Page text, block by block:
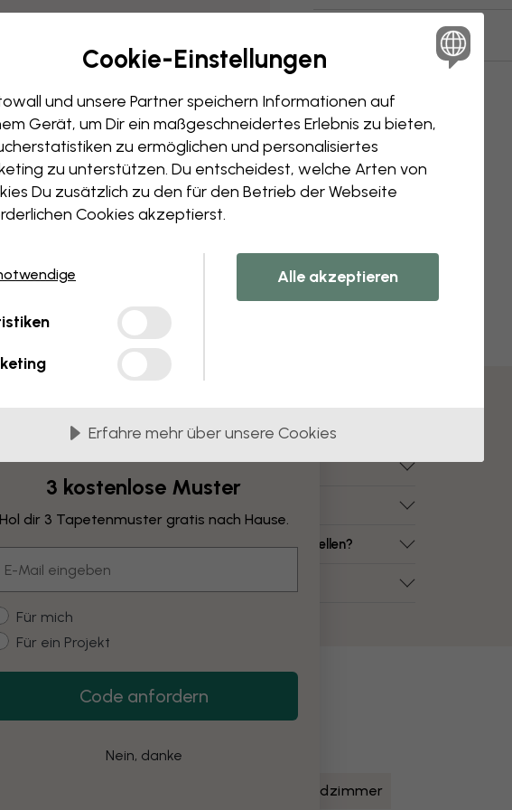
Versand und Retouren
Häufig gestellte Fragen
viel kostet eine Leinwand?
ich eine Leinwand aus meinem eigenen Bild erstellen?
Muss ich die Leinwand selbst montieren?
Jugendzimmer
Cookie-Einstellungen
und unsere Partner speichern Informationen auf
Gerät, um Dir ein maßgeschneidertes Erlebnis zu bieten,
zu ermöglichen und personalisiertes
zu unterstützen. Du entscheidest, welche Arten von
Du zusätzlich zu den für den Betrieb der Webseite
Cookies akzeptierst.
Alle akzeptieren
Erfahre mehr über unsere Cookies
3 kostenlose Muster
Hol dir 3 Tapetenmuster gratis nach Hause.
type
Für mich
Für ein Projekt
Code anfordern
Nein, danke